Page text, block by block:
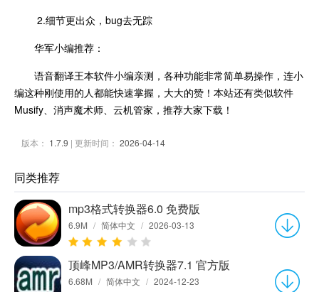
2.细节更出众，bug去无踪
华军小编推荐：
语音翻译王本软件小编亲测，各种功能非常简单易操作，连小
编这种刚使用的人都能快速掌握，大大的赞！本站还有类似软件
Musify、消声魔术师、云机管家，推荐大家下载！
版本： 1.7.9 | 更新时间： 2026-04-14
同类推荐
mp3格式转换器6.0 免费版
6.9M / 简体中文 / 2026-03-13
顶峰MP3/AMR转换器7.1 官方版
6.68M / 简体中文 / 2024-12-23